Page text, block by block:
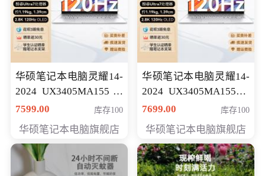
华硕笔记本电脑灵耀14-
2024 UX3405MA155冰
川银 oled 智慧轻薄本 会
7599.00 库存100
华硕笔记本电脑旗舰店
华硕笔记本电脑灵耀14-
2024 UX3405MA155夜
空蓝 oled 智慧轻薄本 会
7699.00 库存100
华硕笔记本电脑旗舰店